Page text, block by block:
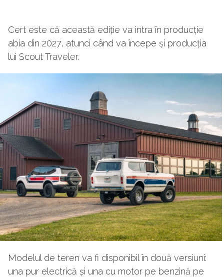
Cert este că această ediție va intra în producție
abia din 2027, atunci când va începe și producția
lui Scout Traveler.
Modelul de teren va fi disponibil în două versiuni:
una pur electrică și una cu motor pe benzină pe